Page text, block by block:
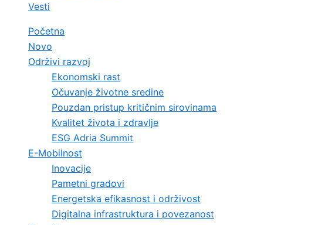
Vesti
Početna
Novo
Održivi razvoj
Ekonomski rast
Očuvanje životne sredine
Pouzdan pristup kritičnim sirovinama
Kvalitet života i zdravlje
ESG Adria Summit
E-Mobilnost
Inovacije
Pametni gradovi
Energetska efikasnost i održivost
Digitalna infrastruktura i povezanost